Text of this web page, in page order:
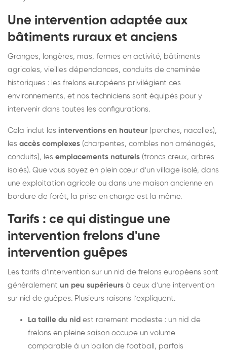
Une intervention adaptée aux
bâtiments ruraux et anciens
Granges, longères, mas, fermes en activité, bâtiments
agricoles, vieilles dépendances, conduits de cheminée
historiques : les frelons européens privilégient ces
environnements, et nos techniciens sont équipés pour y
intervenir dans toutes les configurations.
Cela inclut les interventions en hauteur (perches, nacelles),
les accès complexes (charpentes, combles non aménagés,
conduits), les emplacements naturels (troncs creux, arbres
isolés). Que vous soyez en plein cœur d'un village isolé, dans
une exploitation agricole ou dans une maison ancienne en
bordure de forêt, la prise en charge est la même.
Tarifs : ce qui distingue une
intervention frelons d'une
intervention guêpes
Les tarifs d'intervention sur un nid de frelons européens sont
généralement un peu supérieurs à ceux d'une intervention
sur nid de guêpes. Plusieurs raisons l'expliquent.
La taille du nid est rarement modeste : un nid de
frelons en pleine saison occupe un volume
comparable à un ballon de football, parfois